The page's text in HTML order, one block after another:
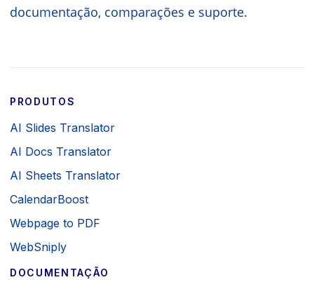
documentação, comparações e suporte.
PRODUTOS
AI Slides Translator
AI Docs Translator
AI Sheets Translator
CalendarBoost
Webpage to PDF
WebSniply
DOCUMENTAÇÃO